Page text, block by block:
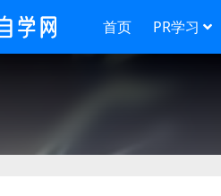
首页 PR学习